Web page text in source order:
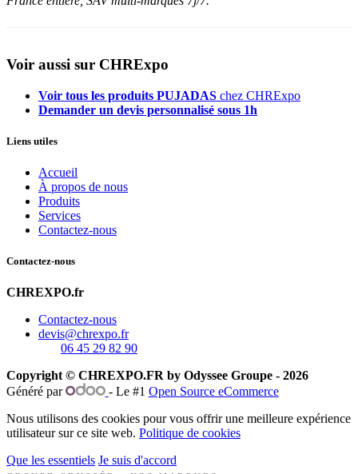
Voir aussi sur CHRExpo
Voir tous les produits PUJADAS chez CHRExpo
Demander un devis personnalisé sous 1h
Liens utiles
Accueil
À propos de nous
Produits
Services
Contactez-nous
Contactez-nous
CHREXPO.fr
Contactez-nous
devis@chrexpo.fr
06 45 29 82 90
Copyright © CHREXPO.FR by Odyssee Groupe - 2026
Généré par
- Le #1 Open Source eCommerce
Nous utilisons des cookies pour vous offrir une meilleure expérience
utilisateur sur ce site web. Politique de cookies
Que les essentiels Je suis d'accord